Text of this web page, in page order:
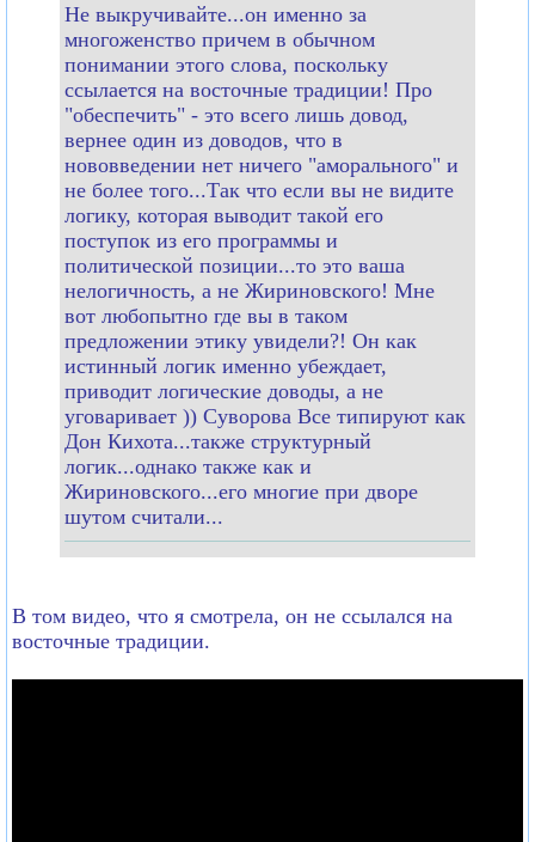
Не выкручивайте...он именно за
многоженство причем в обычном
понимании этого слова, поскольку
ссылается на восточные традиции! Про
"обеспечить" - это всего лишь довод,
вернее один из доводов, что в
нововведении нет ничего "аморального" и
не более того...Так что если вы не видите
логику, которая выводит такой его
поступок из его программы и
политической позиции...то это ваша
нелогичность, а не Жириновского! Мне
вот любопытно где вы в таком
предложении этику увидели?! Он как
истинный логик именно убеждает,
приводит логические доводы, а не
уговаривает )) Суворова Все типируют как
Дон Кихота...также структурный
логик...однако также как и
Жириновского...его многие при дворе
шутом считали...
В том видео, что я смотрела, он не ссылался на
восточные традиции.